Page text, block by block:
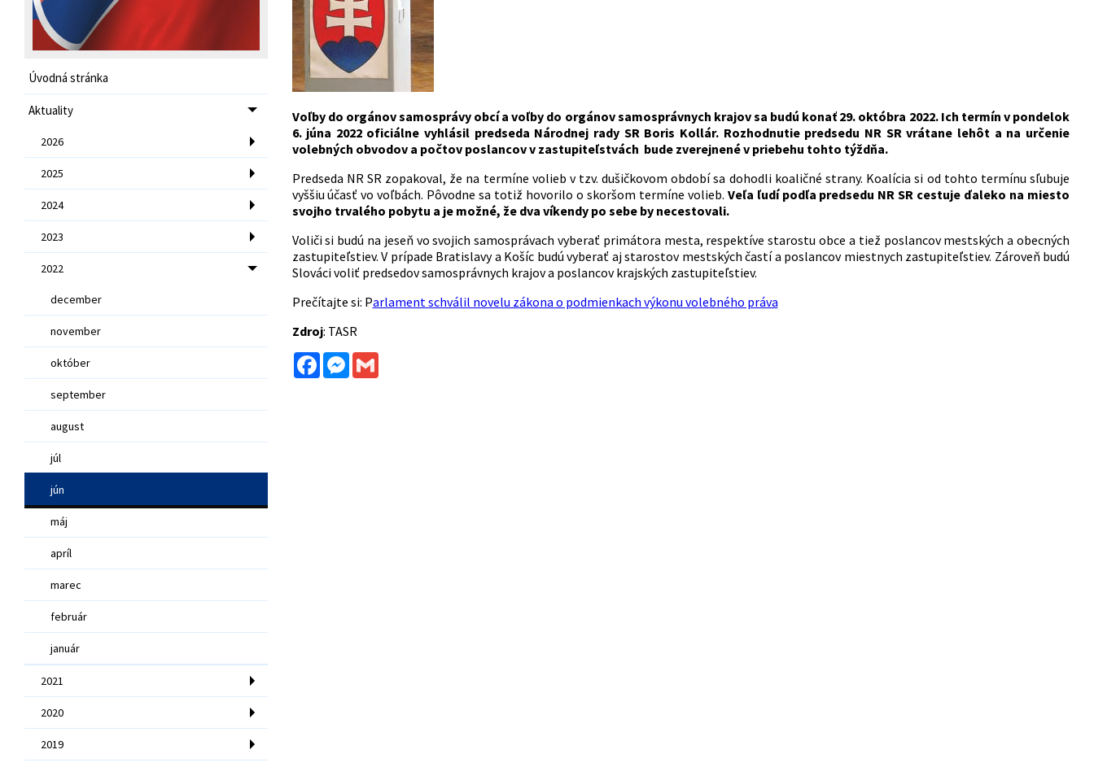
Úvodná stránka
Aktuality
2026
2025
2024
2023
2022
december
november
október
september
august
júl
jún
máj
apríl
marec
február
január
2021
2020
2019
Voľby do orgánov samosprávy obcí a voľby do orgánov samosprávnych krajov sa budú konať 29. októbra 2022. Ich termín v pondelok
6. júna 2022 oficiálne vyhlásil predseda Národnej rady SR Boris Kollár. Rozhodnutie predsedu NR SR vrátane lehôt a na určenie
volebných obvodov a počtov poslancov v zastupiteľstvách bude zverejnené v priebehu tohto týždňa.
Predseda NR SR zopakoval, že na termíne volieb v tzv. dušičkovom období sa dohodli koaličné strany. Koalícia si od tohto termínu sľubuje
vyššiu účasť vo voľbách. Pôvodne sa totiž hovorilo o skoršom termíne volieb. Veľa ľudí podľa predsedu NR SR cestuje ďaleko na miesto
svojho trvalého pobytu a je možné, že dva víkendy po sebe by necestovali.
Voliči si budú na jeseň vo svojich samosprávach vyberať primátora mesta, respektíve starostu obce a tiež poslancov mestských a obecných
zastupiteľstiev. V prípade Bratislavy a Košíc budú vyberať aj starostov mestských častí a poslancov miestnych zastupiteľstiev. Zároveň budú
Slováci voliť predsedov samosprávnych krajov a poslancov krajských zastupiteľstiev.
Prečítajte si: Parlament schválil novelu zákona o podmienkach výkonu volebného práva
Zdroj: TASR
FacebookMessenger
Gmail